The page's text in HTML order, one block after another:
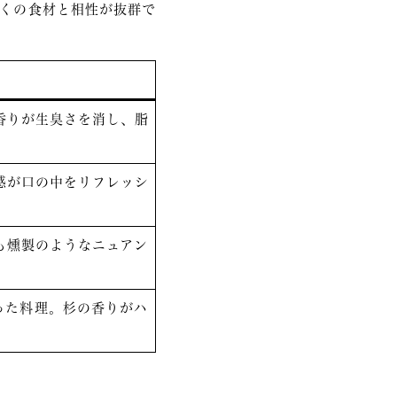
の食材と相性が抜群で
りが生臭さを消し、脂
が口の中をリフレッシ
製のようなニュアン
た料理。杉の香りがハ